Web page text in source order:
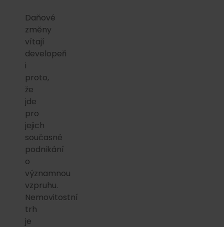
Daňové
změny
vítají
developeři
i
proto,
že
jde
pro
jejich
současné
podnikání
o
významnou
vzpruhu.
Nemovitostní
trh
je